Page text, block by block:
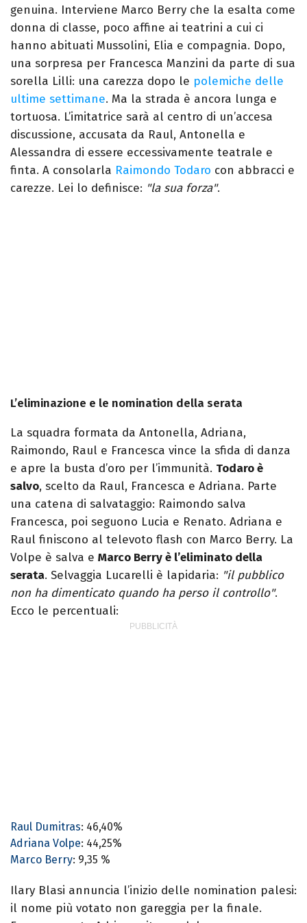
genuina. Interviene Marco Berry che la esalta come
donna di classe, poco affine ai teatrini a cui ci
hanno abituati Mussolini, Elia e compagnia. Dopo,
una sorpresa per Francesca Manzini da parte di sua
sorella Lilli: una carezza dopo le polemiche delle
ultime settimane. Ma la strada è ancora lunga e
tortuosa. L’imitatrice sarà al centro di un’accesa
discussione, accusata da Raul, Antonella e
Alessandra di essere eccessivamente teatrale e
finta. A consolarla Raimondo Todaro con abbracci e
carezze. Lei lo definisce: "la sua forza".
L’eliminazione e le nomination della serata
La squadra formata da Antonella, Adriana,
Raimondo, Raul e Francesca vince la sfida di danza
e apre la busta d’oro per l’immunità. Todaro è
salvo, scelto da Raul, Francesca e Adriana. Parte
una catena di salvataggio: Raimondo salva
Francesca, poi seguono Lucia e Renato. Adriana e
Raul finiscono al televoto flash con Marco Berry. La
Volpe è salva e Marco Berry è l’eliminato della
serata. Selvaggia Lucarelli è lapidaria: "il pubblico
non ha dimenticato quando ha perso il controllo".
Ecco le percentuali:
Raul Dumitras: 46,40%
Adriana Volpe: 44,25%
Marco Berry: 9,35 %
Ilary Blasi annuncia l’inizio delle nomination palesi:
il nome più votato non gareggia per la finale.